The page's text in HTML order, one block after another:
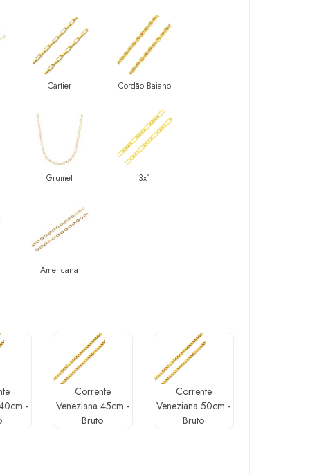
Cartier Cordão Baiano
Grumet 3x1
Americana
-
Corrente
Veneziana 45cm -
Bruto
Corrente
Veneziana 50cm -
Bruto